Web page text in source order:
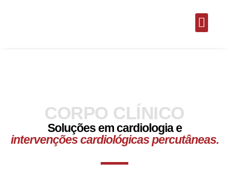
CORPO CLÍNICO
Soluções em cardiologia e
intervenções cardiológicas percutâneas.